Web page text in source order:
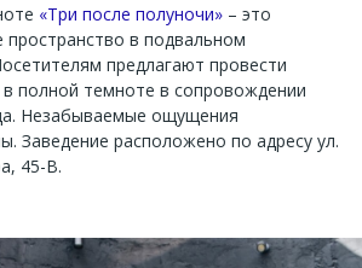
«Три после полуночи» – это
пространство в подвальном
предлагают провести
полной темноте в сопровождении
Незабываемые ощущения
Заведение расположено по адресу ул.
45-В.